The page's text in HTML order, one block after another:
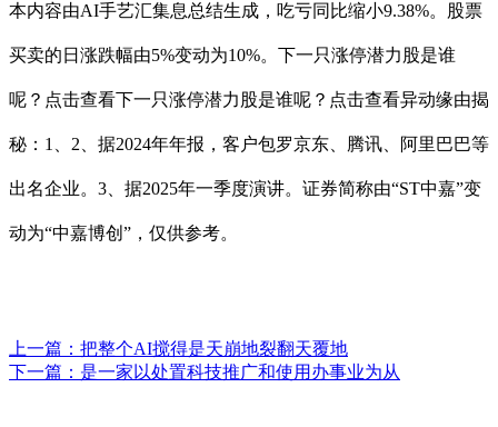
本内容由AI手艺汇集息总结生成，吃亏同比缩小9.38%。股票
买卖的日涨跌幅由5%变动为10%。下一只涨停潜力股是谁
呢？点击查看下一只涨停潜力股是谁呢？点击查看异动缘由揭
秘：1、2、据2024年年报，客户包罗京东、腾讯、阿里巴巴等
出名企业。3、据2025年一季度演讲。证券简称由“ST中嘉”变
动为“中嘉博创”，仅供参考。
上一篇： 把整个AI搅得是天崩地裂翻天覆地
下一篇： 是一家以处置科技推广和使用办事业为从